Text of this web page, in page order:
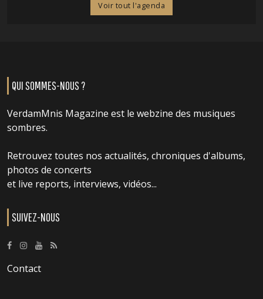
Voir tout l'agenda
QUI SOMMES-NOUS ?
VerdamMnis Magazine est le webzine des musiques
sombres.
Retrouvez toutes nos actualités, chroniques d'albums,
photos de concerts
et live reports, interviews, vidéos...
SUIVEZ-NOUS
Contact